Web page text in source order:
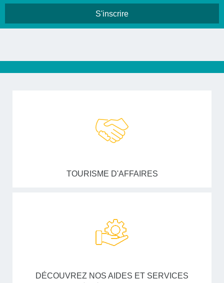
TOURISME D'AFFAIRES
DÉCOUVREZ NOS AIDES ET SERVICES